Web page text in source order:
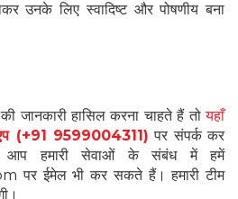
उनके लिए स्वादिष्ट और पोषणीय बना
जानकारी हासिल करना चाहते हैं तोयहाँ
(+91 9599004311) पर संपर्क कर
हमारी सेवाओं के संबंध में हमें
पर ईमेल भी कर सकते हैं। हमारी टीम